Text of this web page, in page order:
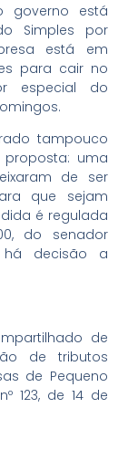
governo está
Simples por
está em
para cair no
especial do
tampouco
uma
de ser
que sejam
é regulada
do senador
há decisão a
de
de tributos
de Pequeno
123, de 14 de